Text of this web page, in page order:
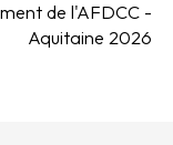
de l'AFDCC -
Aquitaine 2026